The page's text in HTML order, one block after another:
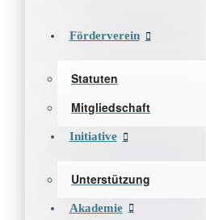
Förderverein
Statuten
Mitgliedschaft
Initiative
Unterstützung
Akademie